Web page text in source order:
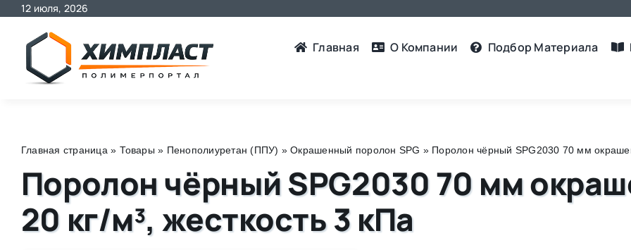
Skip
content
12 июля, 2026
Главная О Компании Подбор Материалa
Главная страница » Товары » Пенополиуретан (ППУ) »Окрашенный поролон SPG » Поролон чёрный SPG2030 70 мм
Поролон чёрный SPG2030 70 мм
20 кг/м³, жесткость 3 кПа